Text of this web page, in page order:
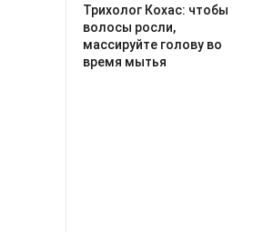
Трихолог Кохас: чтобы
волосы росли,
массируйте голову во
время мытья